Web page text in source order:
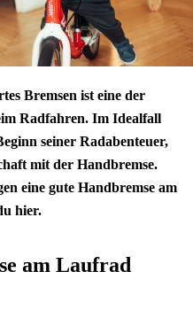
Bremsen ist eine der
Radfahren. Im Idealfall
seiner Radabenteuer,
mit der Handbremse.
eine gute Handbremse am
hier.
am Laufrad